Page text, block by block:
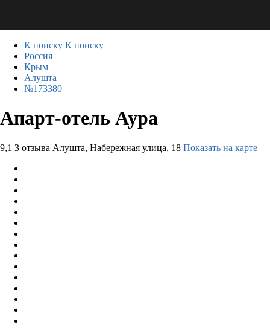
К поиску К поиску
Россия
Крым
Алушта
№173380
Апарт-отель Аура
9,1 3 отзыва Алушта, Набережная улица, 18 Показать на карте